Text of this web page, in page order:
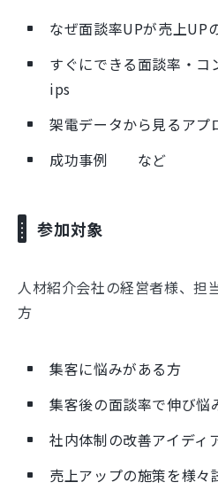
なぜ面談率UPが売上UP
すぐにできる面談率・
ips
架電データから見るアプ
成功事例 など
参加対象
人材紹介会社の経営者様、担
方
集客に悩みがある方
集客後の面談率で伸び悩
社内体制の改善アイディ
売上アップの施策を様々